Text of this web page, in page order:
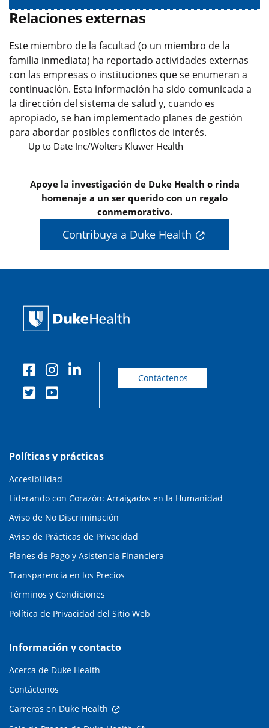
Relaciones externas
Este miembro de la facultad (o un miembro de la
familia inmediata) ha reportado actividades externas
con las empresas o instituciones que se enumeran a
continuación. Esta información ha sido comunicada a
la dirección del sistema de salud y, cuando es
apropiado, se han implementado planes de gestión
para abordar posibles conflictos de interés.
Up to Date Inc/Wolters Kluwer Health
Apoye la investigación de Duke Health o rinda
homenaje a un ser querido con un regalo
conmemorativo.
Contribuya a Duke Health
Contáctenos
Políticas y prácticas
Accesibilidad
Liderando con Corazón: Arraigados en la Humanidad
Aviso de No Discriminación
Aviso de Prácticas de Privacidad
Planes de Pago y Asistencia Financiera
Transparencia en los Precios
Términos y Condiciones
Política de Privacidad del Sitio Web
Información y contacto
Acerca de Duke Health
Contáctenos
Carreras en Duke Health